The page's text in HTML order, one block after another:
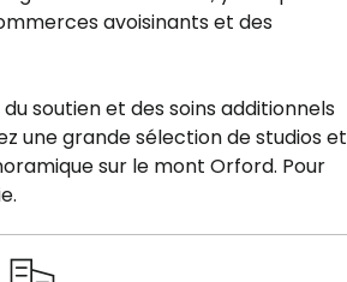
avoisinants et des
soutien et des soins additionnels
une grande sélection de studios et
sur le mont Orford. Pour